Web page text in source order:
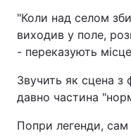
"Коли над селом
виходив у поле,
- переказують
Звучить як сцена з
давно частина
Попри легенди, сам